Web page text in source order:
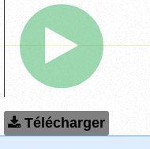
Télécharger